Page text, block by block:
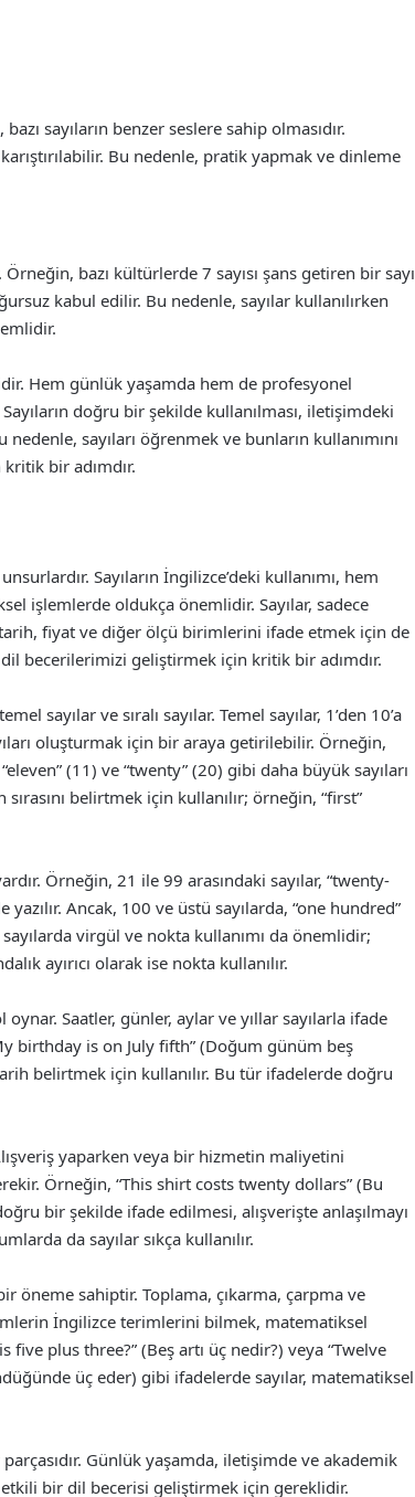
sayıların benzer seslere sahip olmasıdır.
Bu nedenle, pratik yapmak ve dinleme
bazı kültürlerde 7 sayısı şans getiren bir sayı
kabul edilir. Bu nedenle, sayılar kullanılırken
Hem günlük yaşamda hem de profesyonel
doğru bir şekilde kullanılması, iletişimdeki
sayıları öğrenmek ve bunların kullanımını
bir adımdır.
Sayıların İngilizce’deki kullanımı, hem
işlemlerde oldukça önemlidir. Sayılar, sadece
fiyat ve diğer ölçü birimlerini ifade etmek için de
becerilerimizi geliştirmek için kritik bir adımdır.
sayılar ve sıralı sayılar. Temel sayılar, 1’den 10’a
oluşturmak için bir araya getirilebilir. Örneğin,
(11) ve “twenty” (20) gibi daha büyük sayıları
belirtmek için kullanılır; örneğin, “first”
Örneğin, 21 ile 99 arasındaki sayılar, “twenty-
Ancak, 100 ve üstü sayılarda, “one hundred”
virgül ve nokta kullanımı da önemlidir;
ayırıcı olarak ise nokta kullanılır.
Saatler, günler, aylar ve yıllar sayılarla ifade
birthday is on July fifth” (Doğum günüm beş
belirtmek için kullanılır. Bu tür ifadelerde doğru
yaparken veya bir hizmetin maliyetini
Örneğin, “This shirt costs twenty dollars” (Bu
bir şekilde ifade edilmesi, alışverişte anlaşılmayı
da sayılar sıkça kullanılır.
öneme sahiptir. Toplama, çıkarma, çarpma ve
İngilizce terimlerini bilmek, matematiksel
plus three?” (Beş artı üç nedir?) veya “Twelve
üç eder) gibi ifadelerde sayılar, matematiksel
Günlük yaşamda, iletişimde ve akademik
bir dil becerisi geliştirmek için gereklidir.